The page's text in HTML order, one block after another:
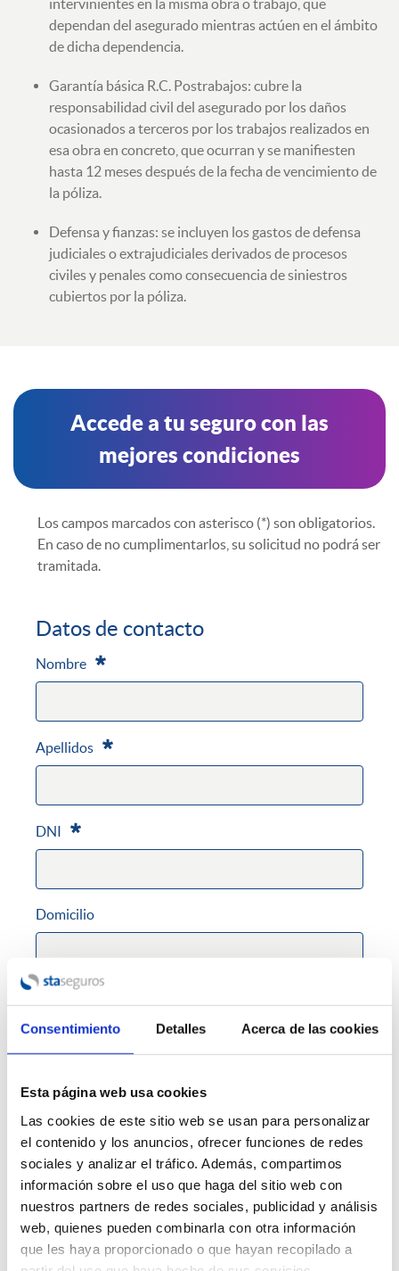
Consentimiento Detalles Acerca de las cookies
Esta página web usa cookies
Las cookies de este sitio web se usan para personalizar
el contenido y los anuncios, ofrecer funciones de redes
sociales y analizar el tráfico. Además, compartimos
información sobre el uso que haga del sitio web con
nuestros partners de redes sociales, publicidad y análisis
web, quienes pueden combinarla con otra información
que les haya proporcionado o que hayan recopilado a
intervinientes en la misma obra o trabajo, que
dependan del asegurado mientras actúen en el ámbito
de dicha dependencia.
Garantía básica R.C. Postrabajos: cubre la
responsabilidad civil del asegurado por los daños
ocasionados a terceros por los trabajos realizados en
esa obra en concreto, que ocurran y se manifiesten
hasta 12 meses después de la fecha de vencimiento de
la póliza.
Defensa y ﬁanzas: se incluyen los gastos de defensa
judiciales o extrajudiciales derivados de procesos
civiles y penales como consecuencia de siniestros
cubiertos por la póliza.
Accede a tu seguro con las
mejores condiciones
Los campos marcados con asterisco (*) son obligatorios.
En caso de no cumplimentarlos, su solicitud no podrá ser
tramitada.
Datos de contacto
Nombre
Requerido
Apellidos
Requerido
DNI
Requerido
Domicilio
Teléfono fijo
Teléfono móvil
Requerido